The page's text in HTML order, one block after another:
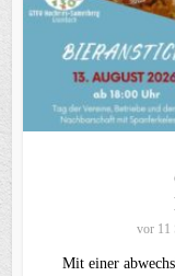
vor 11
Mit einer